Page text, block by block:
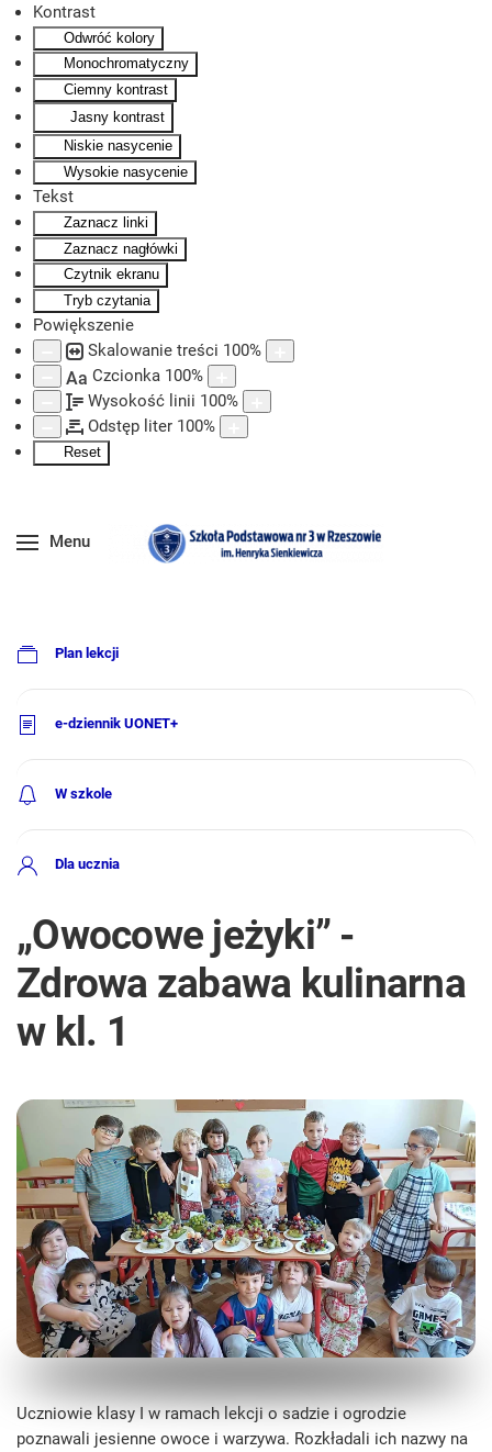
Kontrast
Odwróć kolory
Monochromatyczny
Ciemny kontrast
Jasny kontrast
Niskie nasycenie
Wysokie nasycenie
Tekst
Zaznacz linki
Zaznacz nagłówki
Czytnik ekranu
Tryb czytania
Powiększenie
Skalowanie treści 100%
Aa Czcionka 100%
Wysokość linii 100%
Odstęp liter 100%
Reset
Skip to main content
Menu
Plan lekcji
e-dziennik UONET+
W szkole
Dla ucznia
„Owocowe jeżyki” -
Zdrowa zabawa kulinarna
w kl. 1
Uczniowie klasy I w ramach lekcji o sadzie i ogrodzie
poznawali jesienne owoce i warzywa. Rozkładali ich nazwy na